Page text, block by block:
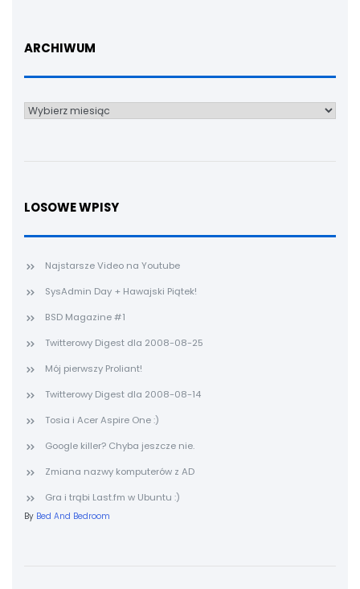
ARCHIWUM
Archiwum
LOSOWE WPISY
Najstarsze Video na Youtube
SysAdmin Day + Hawajski Piątek!
BSD Magazine #1
Twitterowy Digest dla 2008-08-25
Mój pierwszy Proliant!
Twitterowy Digest dla 2008-08-14
Tosia i Acer Aspire One :)
Google killer? Chyba jeszcze nie.
Zmiana nazwy komputerów z AD
Gra i trąbi Last.fm w Ubuntu :)
By Bed And Bedroom